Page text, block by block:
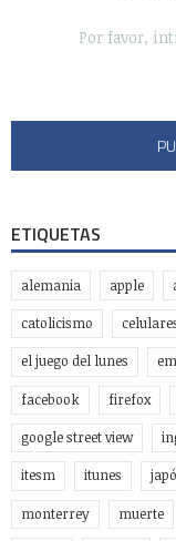
Por favor,
ETIQUETAS
alemania apple
catolicismo
el juego del lunes
facebook firefox
google street view
itesm itunes
monterrey muerte